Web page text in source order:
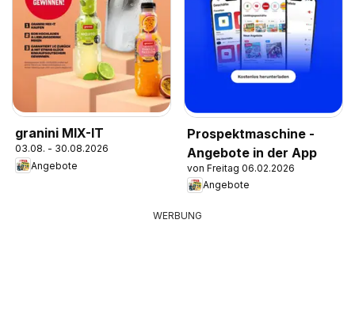
granini MIX-IT
03.08. - 30.08.2026
Angebote
Prospektmaschine -
Angebote in der App
von Freitag 06.02.2026
Angebote
WERBUNG